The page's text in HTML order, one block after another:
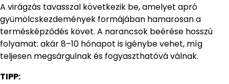
A virágzás tavasszal következik be, amelyet apró
gyümölcskezdemények formájában hamarosan a
termésképződés követ. A narancsok beérése hosszú
folyamat: akár 8–10 hónapot is igénybe vehet, míg
teljesen megsárgulnak és fogyaszthatóvá válnak.
TIPP: